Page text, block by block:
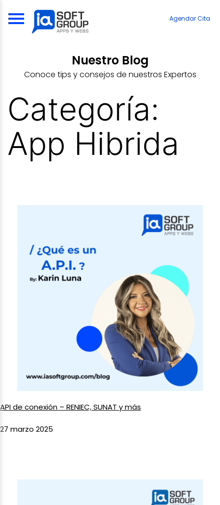
Agendar Cita
Nuestro Blog
Conoce tips y consejos de nuestros Expertos
Categoría:
App Hibrida
API de conexión – RENIEC, SUNAT y más
27 marzo 2025